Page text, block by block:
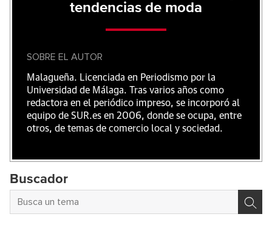
tendencias de moda
SOBRE EL AUTOR
Malagueña. Licenciada en Periodismo por la
Universidad de Málaga. Tras varios años como
redactora en el periódico impreso, se incorporó al
equipo de SUR.es en 2006, donde se ocupa, entre
otros, de temas de comercio local y sociedad.
Buscador